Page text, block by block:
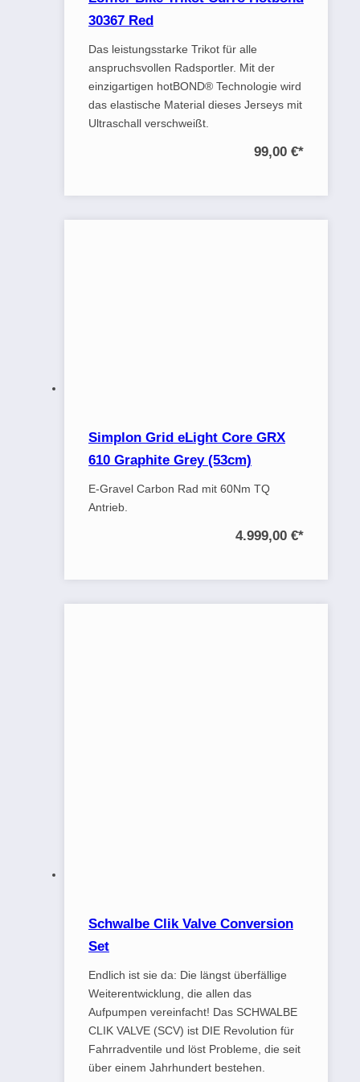
30367 Red
Das leistungsstarke Trikot für alle
anspruchsvollen Radsportler. Mit der
einzigartigen hotBOND® Technologie wird
das elastische Material dieses Jerseys mit
Ultraschall verschweißt.
99,00 €*
Simplon Grid eLight Core GRX
610 Graphite Grey (53cm)
E-Gravel Carbon Rad mit 60Nm TQ
Antrieb.
4.999,00 €*
Schwalbe Clik Valve Conversion
Set
Endlich ist sie da: Die längst überfällige
Weiterentwicklung, die allen das
Aufpumpen vereinfacht! Das SCHWALBE
CLIK VALVE (SCV) ist DIE Revolution für
Fahrradventile und löst Probleme, die seit
über einem Jahrhundert bestehen.